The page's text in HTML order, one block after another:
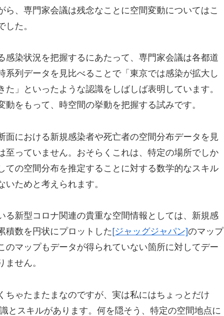
ら、専門家会議は残念なことに空間変動についてはこ
た。
感染状況を把握するにあたって、専門家会議は各都道
系列データを見比べることで「東京では感染が拡大し
」といったような認識をしばしば表明しています。
をもって、時空間の挙動を把握する試みです。
面における新規感染者や死亡者の空間分布データを見
至っていません。おそらくこれは、特定の場所でしか
ての空間分布を推定することに対する数学的なスキル
ためと考えられます。
る新型コロナ関連の貴重な空間情報としては、新規感
積数を円状にプロットした [ジャッグジャパン]のマップ
のマップもデータが得られていない箇所に対してデー
せん。
ちゃたまたまなのですが、実は私にはちょっとだけ
とスキルがあります。何を隠そう、特定の空間地点に